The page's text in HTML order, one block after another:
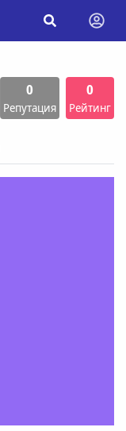
0
Репутация
0
Рейтинг